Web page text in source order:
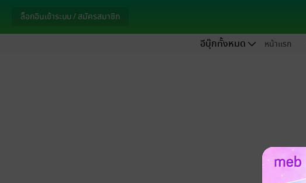
ล็อกอินเข้าระบบ / สมัครสมาชิก
อีบุ๊กทั้งหมด หน้าแรก